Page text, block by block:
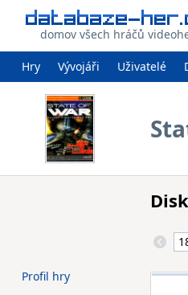
domov všech hráčů
Hry Vývojáři Uživatelé
Profil hry